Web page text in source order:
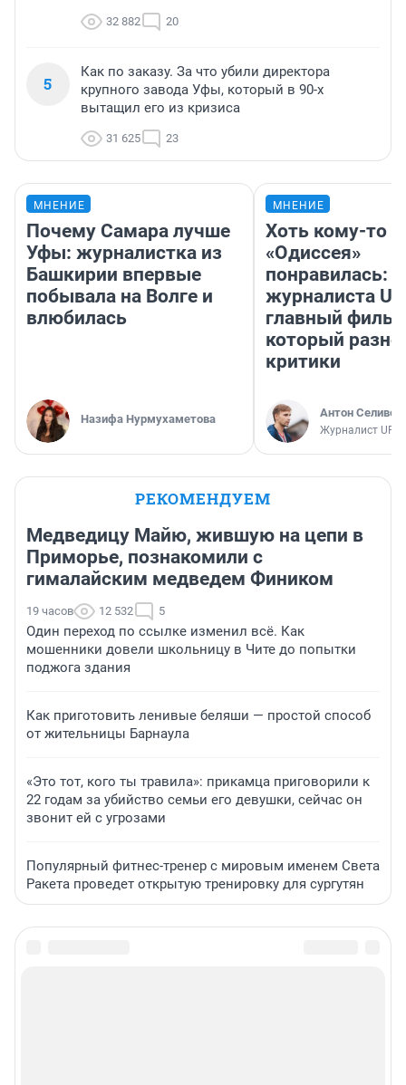
32 882 20
5
Как по заказу. За что убили директора
крупного завода Уфы, который в 90-х
вытащил его из кризиса
31 625 23
МНЕНИЕ
Почему Самара лучше
Уфы: журналистка из
Башкирии впервые
побывала на Волге и
влюбилась
Назифа Нурмухаметова
МНЕНИЕ
Хоть кому-то
«Одиссея»
понравилась:
журналиста
главный
который
критики
Антон
Журналист
РЕКОМЕНДУЕМ
Медведицу Майю, жившую на цепи в
Приморье, познакомили с
гималайским медведем Фиником
19 часов 12 532 5
Один переход по ссылке изменил всё. Как
мошенники довели школьницу в Чите до попытки
поджога здания
Как приготовить ленивые беляши — простой способ
от жительницы Барнаула
«Это тот, кого ты травила»: прикамца приговорили к
22 годам за убийство семьи его девушки, сейчас он
звонит ей с угрозами
Популярный фитнес-тренер с мировым именем Света
Ракета проведет открытую тренировку для сургутян